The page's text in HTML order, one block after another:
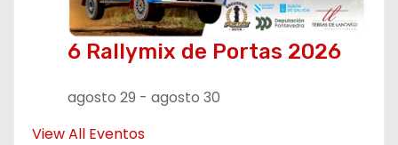
6 Rallymix de Portas 2026
agosto 29 - agosto 30
View All Eventos